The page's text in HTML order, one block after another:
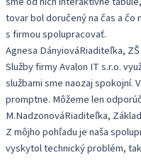
tovar bol doručený na čas a čo
s firmou spolupracovať.
Agnesa DányiováRiaditeľka,
Služby firmy Avalon IT s.r.o.
službami sme naozaj spokojní.
promptne. Môžeme len
M.NadzonováRiaditeľka,
Z môjho pohľadu je naša
vyskytol technický problém,